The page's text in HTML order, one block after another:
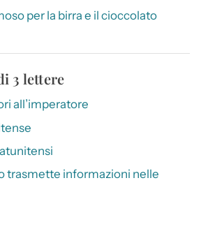
per la birra e il cioccolato
3 lettere
all’imperatore
trasmette informazioni nelle